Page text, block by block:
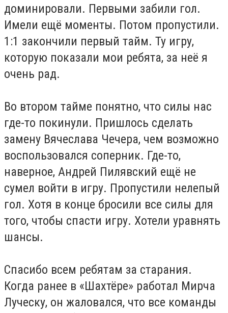
доминировали. Первыми забили гол.
Имели ещё моменты. Потом пропустили.
1:1 закончили первый тайм. Ту игру,
которую показали мои ребята, за неё я
очень рад.
Во втором тайме понятно, что силы нас
где-то покинули. Пришлось сделать
замену Вячеслава Чечера, чем возможно
воспользовался соперник. Где-то,
наверное, Андрей Пилявский ещё не
сумел войти в игру. Пропустили нелепый
гол. Хотя в конце бросили все силы для
того, чтобы спасти игру. Хотели уравнять
шансы.
Спасибо всем ребятам за старания.
Когда ранее в «Шахтёре» работал Мирча
Луческу, он жаловался, что все команды